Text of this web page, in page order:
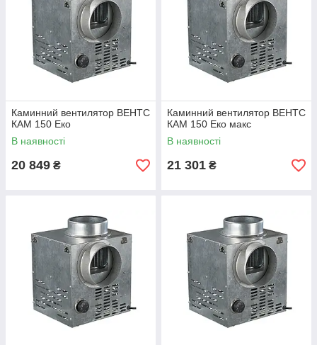
Каминний вентилятор ВЕНТС
КАМ 150 Еко
В наявності
20 849 ₴
Каминний вентилятор ВЕНТС
КАМ 150 Еко макс
В наявності
21 301 ₴